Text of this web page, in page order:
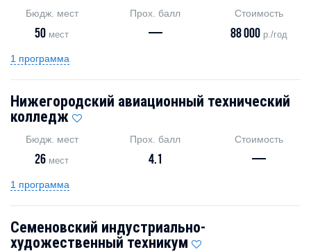
Бюдж. мест
50 мест
Прох. балл
—
Стоимость
88 000 р./год
1 программа
Нижегородский авиационный технический
колледж
Бюдж. мест
26 мест
Прох. балл
4.1
Стоимость
—
1 программа
Семеновский индустриально-
художественный техникум